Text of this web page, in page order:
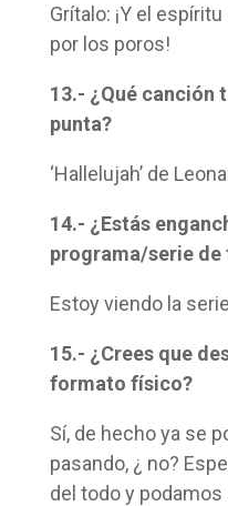
Grítalo: ¡Y el
por los poros!
13.- ¿Qué canción
punta?
‘Hallelujah’ de
14.- ¿Estás
programa/serie de
Estoy viendo la serie
15.- ¿Crees que
formato físico?
Sí, de hecho ya se
pasando, ¿ no?
del todo y